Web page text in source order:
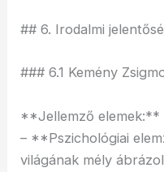
## 6. Irodalmi
### 6.1 Kemény
**Jellemző elemek:**
– **Pszichológiai
világának mély